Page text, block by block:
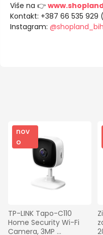
Više na 👉
Kontakt: +387 66 535 929
Instagram: @shopland_bih
nov
o
TP-LINK Tapo-C110
Home Security Wi-Fi
Camera, 3MP